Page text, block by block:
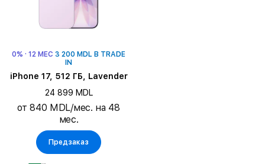
0% · 12 МЕС 3 200 MDL В TRADE
IN
iPhone 17, 512 ГБ, Lavender
24 899 MDL
от 840 MDL/мес. на 48
мес.
Предзаказ